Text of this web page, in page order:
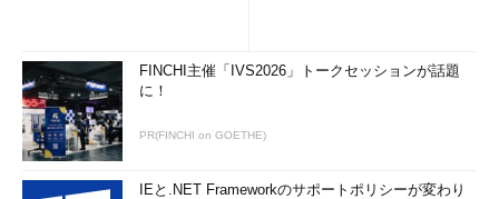
FINCHI主催「IVS2026」トークセッションが話題
に！
PR(FINCHI on GOETHE)
IEと.NET Frameworkのサポートポリシーが変わり